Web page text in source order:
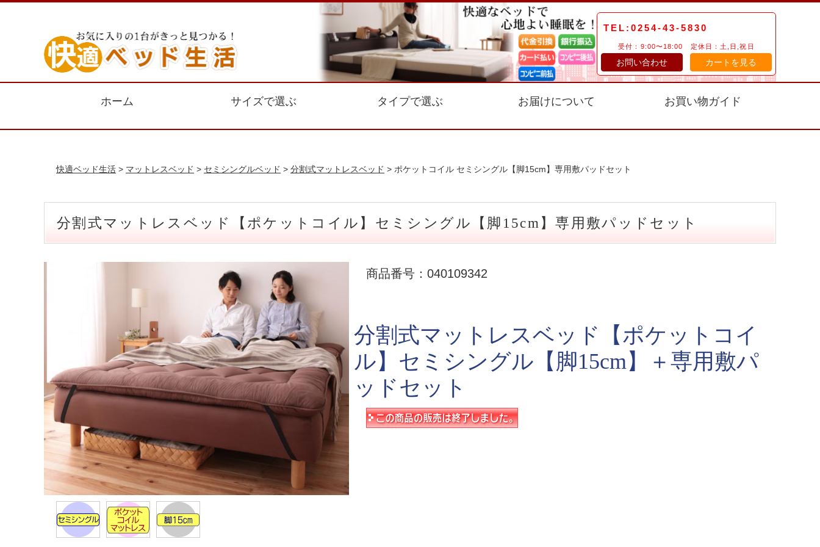
TEL:0254-43-5830
受付：9:00〜18:00 定休日：土,日,祝日
お問い合わせ カートを見る
ホーム サイズで選ぶ タイプで選ぶ お届けについて お買い物ガイド
快適ベッド生活 > マットレスベッド > セミシングルベッド > 分割式マットレスベッド > ポケットコイル セミシングル【脚15cm】専用敷パッドセット
分割式マットレスベッド【ポケットコイル】セミシングル【脚15cm】専用敷パッドセット
商品番号：040109342
分割式マットレスベッド【ポケットコイ
ル】セミシングル【脚15cm】＋専用敷パ
ッドセット